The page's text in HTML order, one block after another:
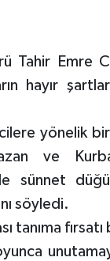
Tahir Emre
hayır
yönelik
ve
sünnet
söyledi.
tanıma